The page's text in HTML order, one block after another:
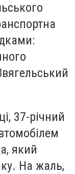
37-річний
який
На жаль,